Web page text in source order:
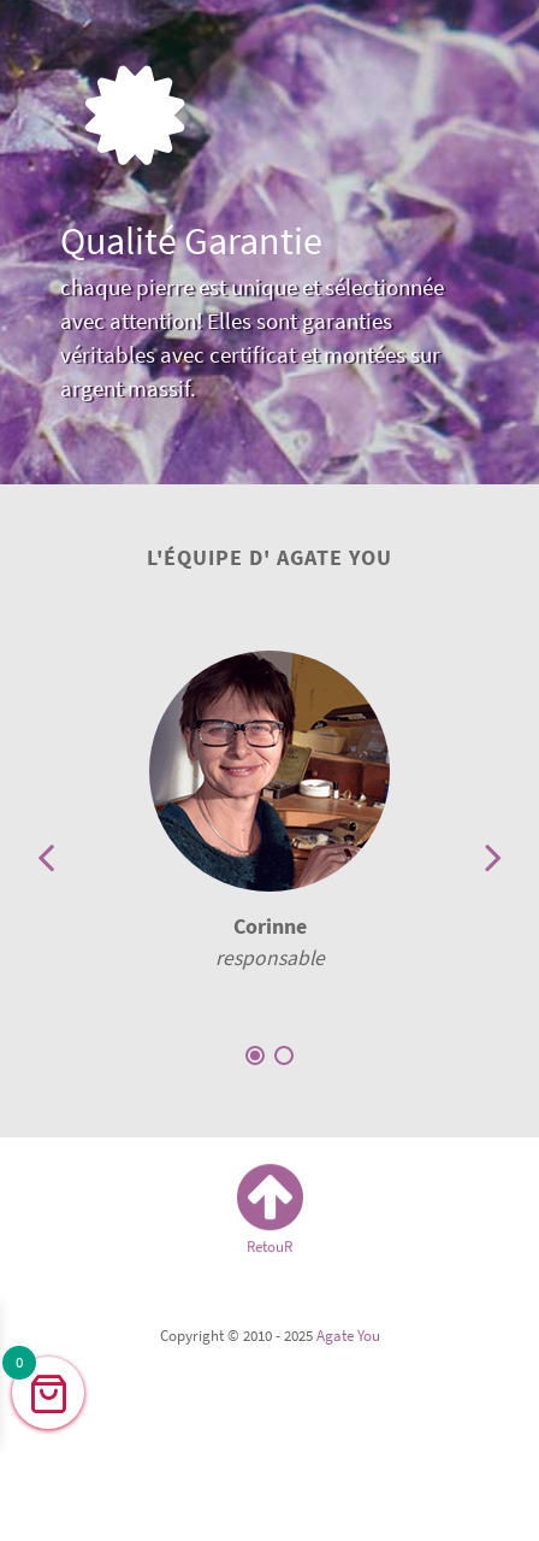
Qualité Garantie
chaque pierre est unique et sélectionnée
avec attention! Elles sont garanties
véritables avec certificat et montées sur
argent massif.
L'ÉQUIPE D' AGATE YOU
EllipseM
webmaster
RetouR
Copyright © 2010 - 2025Agate You
0